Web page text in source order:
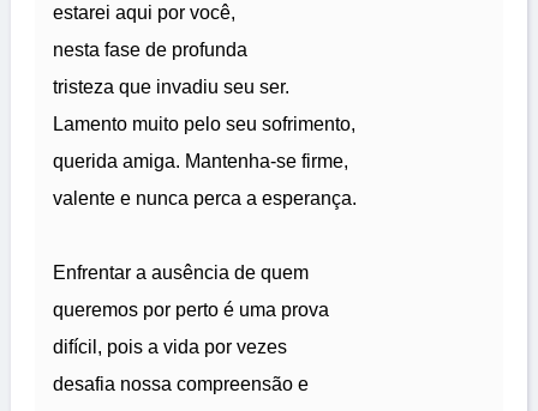
estarei aqui por você,
nesta fase de profunda
tristeza que invadiu seu ser.
Lamento muito pelo seu sofrimento,
querida amiga. Mantenha-se firme,
valente e nunca perca a esperança.
Enfrentar a ausência de quem
queremos por perto é uma prova
difícil, pois a vida por vezes
desafia nossa compreensão e